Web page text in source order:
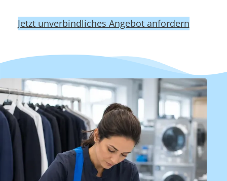
Jetzt unverbindliches Angebot anfordern